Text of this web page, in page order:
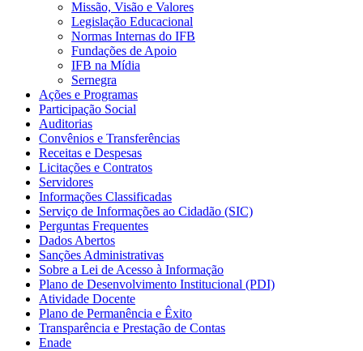
Missão, Visão e Valores
Legislação Educacional
Normas Internas do IFB
Fundações de Apoio
IFB na Mídia
Sernegra
Ações e Programas
Participação Social
Auditorias
Convênios e Transferências
Receitas e Despesas
Licitações e Contratos
Servidores
Informações Classificadas
Serviço de Informações ao Cidadão (SIC)
Perguntas Frequentes
Dados Abertos
Sanções Administrativas
Sobre a Lei de Acesso à Informação
Plano de Desenvolvimento Institucional (PDI)
Atividade Docente
Plano de Permanência e Êxito
Transparência e Prestação de Contas
Enade